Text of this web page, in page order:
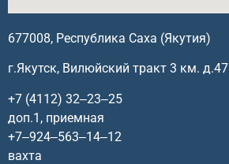
677008, Республика Саха (Якутия)
г.Якутск, Вилюйский тракт 3 км. д.47
+7 (4112) 32‒23‒25
доп.1, приемная
+7‒924‒563‒14‒12
вахта